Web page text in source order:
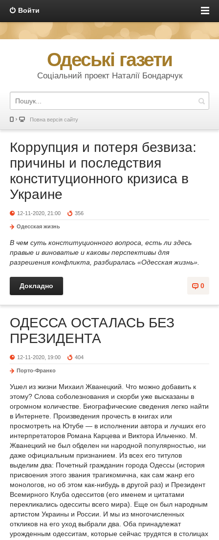
Войти
Одеські газети
Соціальний проект Наталії Бондарчук
Повна версія сайту
Коррупция и потеря безвиза:
причины и последствия
конституционного кризиса в
Украине
12-11-2020, 21:00 356
Одесская жизнь
В чем суть конституционного вопроса, есть ли здесь
правые и виноватые и каковы перспективы для
разрешения конфликта, разбиралась «Одесская жизнь».
0
Докладно
ОДЕССА ОСТАЛАСЬ БЕЗ
ПРЕЗИДЕНТА
12-11-2020, 19:00 404
Порто-Франко
Ушел из жизни Михаил Жванецкий. Что можно добавить к
этому? Слова соболезнования и скорби уже высказаны в
огромном количестве. Биографические сведения легко найти
в Интернете. Произведения прочесть в книгах или
просмотреть на Ютубе — в исполнении автора и лучших его
интерпретаторов Романа Карцева и Виктора Ильченко. М.
Жванецкий не был обделен ни народной популярностью, ни
даже официальным признанием. Из всех его титулов
выделим два: Почетный гражданин города Одессы (история
присвоения этого звания трагикомична, как сам жанр его
монологов, но об этом как-нибудь в другой раз) и Президент
Всемирного Клуба одесситов (его именем и цитатами
перекликались одесситы всего мира). Еще он был народным
артистом Украины и России. И мы из многочисленных
откликов на его уход выбрали два. Оба принадлежат
урожденным одесситам, которые сейчас трудятся в столицах